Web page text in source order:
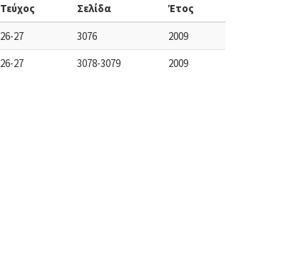
Τεύχος Σελίδα Έτος
26-27 3076
2009
26-27 3078-3079 2009